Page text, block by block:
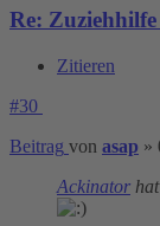
Re:
Zitieren
#30
Beitrag von asap »
Ackinator